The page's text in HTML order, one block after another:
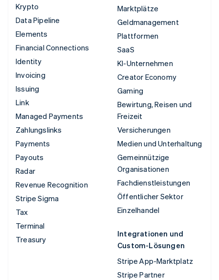
Krypto
Data Pipeline
Elements
Financial Connections
Identity
Invoicing
Issuing
Link
Managed Payments
Zahlungslinks
Payments
Payouts
Radar
Revenue Recognition
Stripe Sigma
Tax
Terminal
Treasury
Marktplätze
Geldmanagement
Plattformen
SaaS
KI-Unternehmen
Creator Economy
Gaming
Bewirtung, Reisen und
Freizeit
Versicherungen
Medien und Unterhaltung
Gemeinnützige
Organisationen
Fachdienstleistungen
Öffentlicher Sektor
Einzelhandel
Integrationen und
Custom-Lösungen
Stripe App-Marktplatz
Stripe Partner